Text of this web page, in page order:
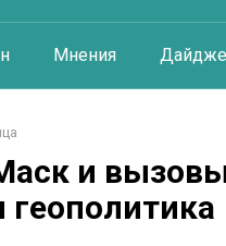
Мнения
и
геополитика